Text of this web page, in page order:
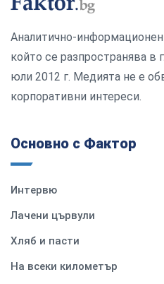
Аналитично-
който се разпространява в
юли 2012 г. Медията не е
корпоративни интереси.
Основно с Фактор
Интервю
Лачени цървули
Хляб и пасти
На всеки километър